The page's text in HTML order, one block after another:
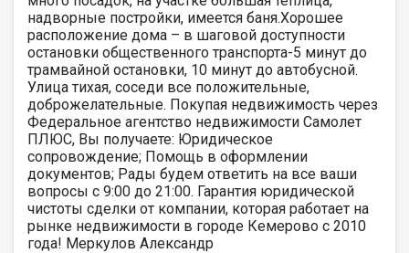
надворные постройки, имеется баня.Хорошее
расположение дома – в шаговой доступности
остановки общественного транспорта-5 минут до
трамвайной остановки, 10 минут до автобусной.
Улица тихая, соседи все положительные,
доброжелательные. Покупая недвижимость через
Федеральное агентство недвижимости Самолет
ПЛЮС, Вы получаете: Юридическое
сопровождение; Помощь в оформлении
документов; Рады будем ответить на все ваши
вопросы с 9:00 до 21:00. Гарантия юридической
чистоты сделки от компании, которая работает на
рынке недвижимости в городе Кемерово с 2010
года! Меркулов Александр